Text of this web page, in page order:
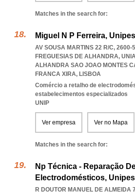
Matches in the search for:
Miguel N P Ferreira,
AV SOUSA MARTINS 22 R/C, 2600-
FREGUESIAS DE ALHANDRA,
ALHANDRA SAO JOAO MONTES
FRANCA XIRA, LISBOA
Comércio a retalho de
estabelecimentos especializados
UNIP
Ver empresa Ver no Mapa
Matches in the search for:
Np Técnica - Reparação
Electrodomésticos,
R DOUTOR MANUEL DE ALMEIDA